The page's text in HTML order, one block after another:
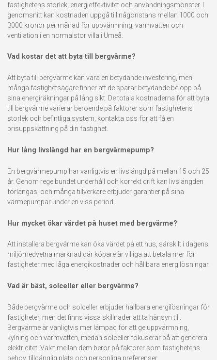
fastighetens storlek, energieffektivitet och användningsmönster. I
genomsnitt kan kostnaden uppgå till någonstans mellan 1000 och
3000 kronor per månad för uppvärmning, varmvatten och
ventilation i en normalstor villa i Umeå.
Vad kostar det att byta till bergvärme?
Att byta till bergvärme kan vara en betydande investering, men
många fastighetsägare finner att de sparar betydande belopp på
sina energiräkningar på lång sikt. De totala kostnaderna för att byta
till bergvärme varierar beroende på faktorer som fastighetens
storlek och befintliga system, kontakta oss för att få en
prisuppskattning på din fastighet.
Hur lång livslängd har en bergvärmepump?
En bergvärmepump har vanligtvis en livslängd på mellan 15 och 25
år. Genom regelbundet underhåll och korrekt drift kan livslängden
förlängas, och många tillverkare erbjuder garantier på sina
värmepumpar under en viss period.
Hur mycket ökar värdet på huset med bergvärme?
Att installera bergvärme kan öka värdet på ett hus, särskilt i dagens
miljömedvetna marknad där köpare är villiga att betala mer för
fastigheter med låga energikostnader och hållbara energilösningar.
Vad är bäst, solceller eller bergvärme?
Både bergvärme och solceller erbjuder hållbara energilösningar för
fastigheter, men det finns vissa skillnader att ta hänsyn till.
Bergvärme är vanligtvis mer lämpad för att ge uppvärmning,
kylning och varmvatten, medan solceller fokuserar på att generera
elektricitet. Valet mellan dem beror på faktorer som fastighetens
behov, tillgänglig plats och personliga preferenser.